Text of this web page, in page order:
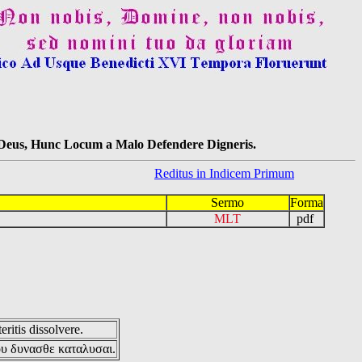
Hunc Locum a Malo Defendere Digneris.
Reditus in Indicem Primum
Sermo
Forma
MLT pdf
dissolvere.
δυνασθε καταλυσαι.